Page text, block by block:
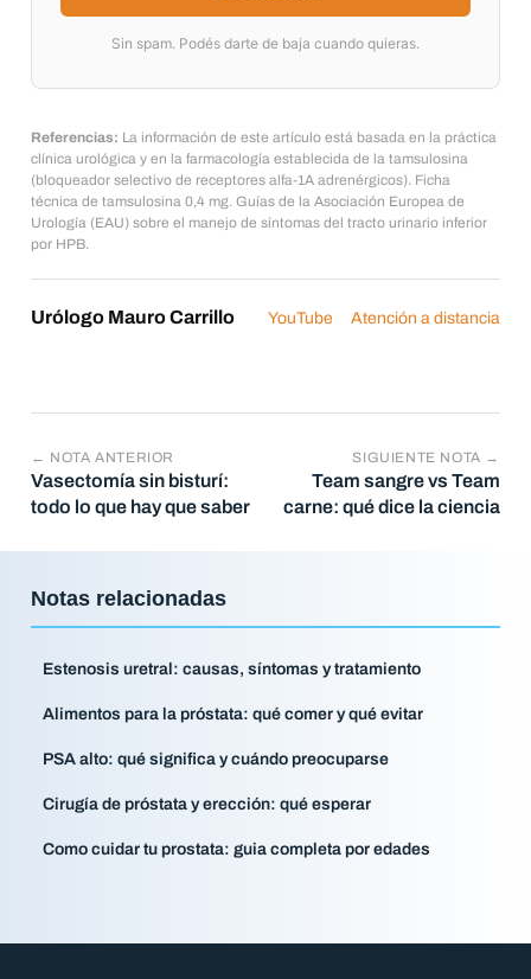
Sin spam. Podés darte de baja cuando quieras.
Referencias: La información de este artículo está basada en la práctica
clínica urológica y en la farmacología establecida de la tamsulosina
(bloqueador selectivo de receptores alfa-1A adrenérgicos). Ficha
técnica de tamsulosina 0,4 mg. Guías de la Asociación Europea de
Urología (EAU) sobre el manejo de síntomas del tracto urinario inferior
por HPB.
Urólogo Mauro Carrillo YouTube Atención a distancia
← NOTA ANTERIOR
Vasectomía sin bisturí:
todo lo que hay que saber
SIGUIENTE NOTA →
Team sangre vs Team
carne: qué dice la ciencia
Notas relacionadas
Estenosis uretral: causas, síntomas y tratamiento
Alimentos para la próstata: qué comer y qué evitar
PSA alto: qué significa y cuándo preocuparse
Cirugía de próstata y erección: qué esperar
Como cuidar tu prostata: guia completa por edades